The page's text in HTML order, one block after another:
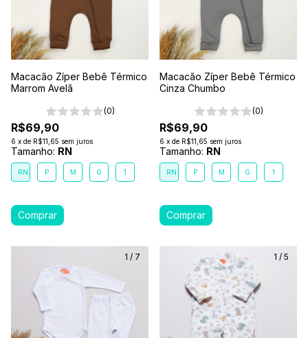
Macacão Zíper Bebê Térmico
Marrom Avelã
(0)
R$69,90
6 x de R$11,65 sem juros
Tamanho: RN
RN P M G 1
Macacão Zíper Bebê Térmico
Cinza Chumbo
(0)
R$69,90
6 x de R$11,65 sem juros
Tamanho: RN
RN P M G 1
1 / 7 1 / 5